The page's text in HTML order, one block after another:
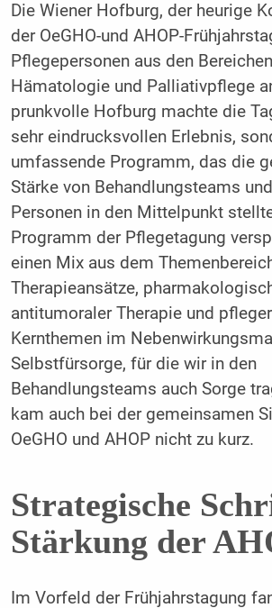
Die Wiener Hofburg, der heurige
der OeGHO-und AHOP-
Pflegepersonen aus den
Hämatologie und Palliativpflege
prunkvolle Hofburg machte die
sehr eindrucksvollen Erlebnis,
umfassende Programm, das die
Stärke von Behandlungsteams
Personen in den Mittelpunkt
Programm der Pflegetagung
einen Mix aus dem
Therapieansätze,
antitumoraler Therapie und
Kernthemen im
Selbstfürsorge, für die wir in den
Behandlungsteams auch Sorge
kam auch bei der gemeinsamen
OeGHO und AHOP nicht zu kurz.
Strategische
Stärkung der
Im Vorfeld der Frühjahrstagung